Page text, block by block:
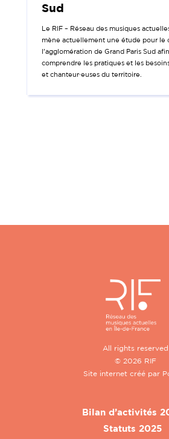
Sud
Le RIF – Réseau des musiques
mène actuellement une étude pour le
l’agglomération de Grand Paris Sud
comprendre les pratiques et les
et chanteur·euses du territoire.
All rights reserved
© 2026 RIF
Site internet créé par
Bilan d’activités
Statuts 2025